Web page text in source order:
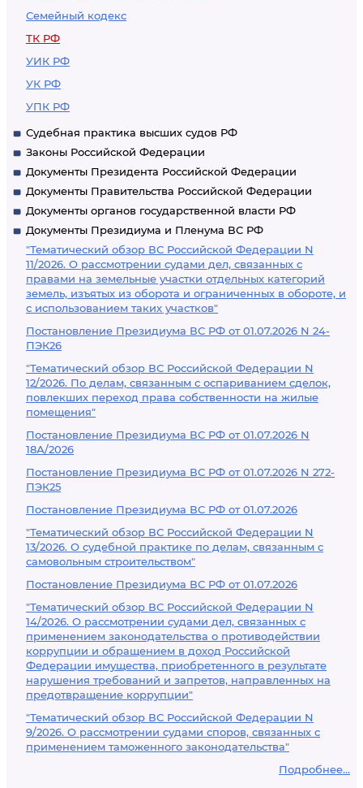
Семейный кодекс
ТК РФ
УИК РФ
УК РФ
УПК РФ
Судебная практика высших судов РФ
Законы Российской Федерации
Документы Президента Российской Федерации
Документы Правительства Российской Федерации
Документы органов государственной власти РФ
Документы Президиума и Пленума ВС РФ
"Тематический обзор ВС Российской Федерации N
11/2026. О рассмотрении судами дел, связанных с
правами на земельные участки отдельных категорий
земель, изъятых из оборота и ограниченных в обороте, и
с использованием таких участков"
Постановление Президиума ВС РФ от 01.07.2026 N 24-
ПЭК26
"Тематический обзор ВС Российской Федерации N
12/2026. По делам, связанным с оспариванием сделок,
повлекших переход права собственности на жилые
помещения"
Постановление Президиума ВС РФ от 01.07.2026 N
18А/2026
Постановление Президиума ВС РФ от 01.07.2026 N 272-
ПЭК25
Постановление Президиума ВС РФ от 01.07.2026
"Тематический обзор ВС Российской Федерации N
13/2026. О судебной практике по делам, связанным с
самовольным строительством"
Постановление Президиума ВС РФ от 01.07.2026
"Тематический обзор ВС Российской Федерации N
14/2026. О рассмотрении судами дел, связанных с
применением законодательства о противодействии
коррупции и обращением в доход Российской
Федерации имущества, приобретенного в результате
нарушения требований и запретов, направленных на
предотвращение коррупции"
"Тематический обзор ВС Российской Федерации N
9/2026. О рассмотрении судами споров, связанных с
применением таможенного законодательства"
Подробнее...